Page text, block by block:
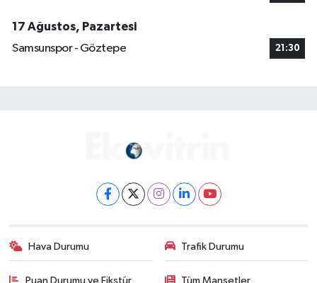
17 Ağustos, Pazartesi
Samsunspor - Göztepe
21:30
Hava Durumu Trafik Durumu
Puan Durumu ve Fikstür Tüm Manşetler